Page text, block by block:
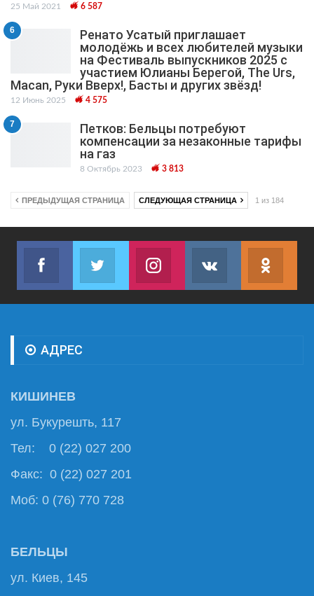
25 Май 2021 6 587
6
Ренато Усатый приглашает
молодёжь и всех любителей музыки
на Фестиваль выпускников 2025 с
участием Юлианы Берегой, The Urs,
Macan, Руки Вверх!, Басты и других звёзд!
12 Июнь 2025 4 575
7
Петков: Бельцы потребуют
компенсации за незаконные тарифы
на газ
8 Октябрь 2023 3 813
ПРЕДЫДУЩАЯ СТРАНИЦА СЛЕДУЮЩАЯ СТРАНИЦА 1 из 184
Facebook
Join us on Facebook
Twitter
Join us on TwitterJoin us on InstagramJoin us on VK
АДРЕС
КИШИНЕВ
ул. Букурешть, 117
Тел: 0 (22) 027 200
Факс: 0 (22) 027 201
Моб: 0 (76) 770 728
БЕЛЬЦЫ
ул. Киев, 145